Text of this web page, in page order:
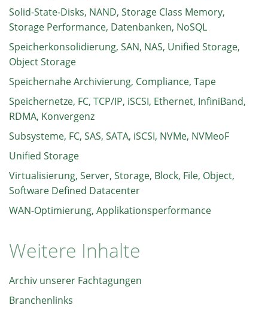
Solid-State-Disks, NAND, Storage Class Memory,
Storage Performance, Datenbanken, NoSQL
Speicherkonsolidierung, SAN, NAS, Unified Storage,
Object Storage
Speichernahe Archivierung, Compliance, Tape
Speichernetze, FC, TCP/IP, iSCSI, Ethernet, InfiniBand,
RDMA, Konvergenz
Subsysteme, FC, SAS, SATA, iSCSI, NVMe, NVMeoF
Unified Storage
Virtualisierung, Server, Storage, Block, File, Object,
Software Defined Datacenter
WAN-Optimierung, Applikationsperformance
Weitere Inhalte
Archiv unserer Fachtagungen
Branchenlinks